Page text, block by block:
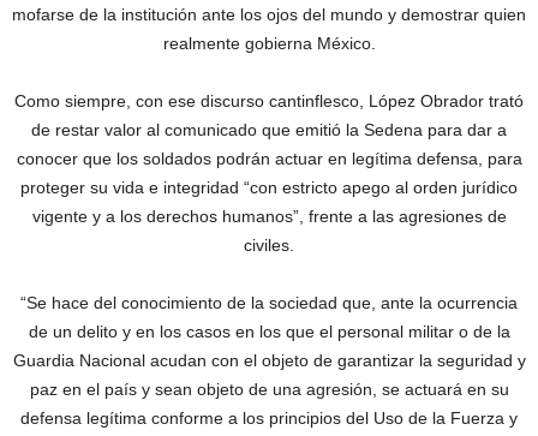
mofarse de la institución ante los ojos del mundo y demostrar quien
realmente gobierna México.
Como siempre, con ese discurso cantinflesco, López Obrador trató
de restar valor al comunicado que emitió la Sedena para dar a
conocer que los soldados podrán actuar en legítima defensa, para
proteger su vida e integridad “con estricto apego al orden jurídico
vigente y a los derechos humanos”, frente a las agresiones de
civiles.
“Se hace del conocimiento de la sociedad que, ante la ocurrencia
de un delito y en los casos en los que el personal militar o de la
Guardia Nacional acudan con el objeto de garantizar la seguridad y
paz en el país y sean objeto de una agresión, se actuará en su
defensa legítima conforme a los principios del Uso de la Fuerza y